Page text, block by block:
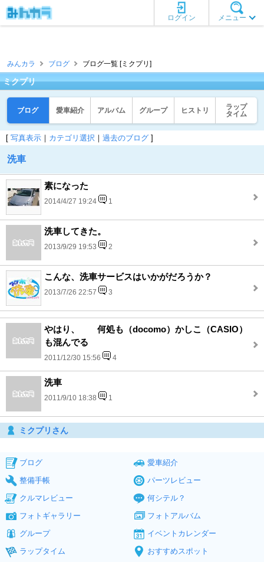
メニュー
ログイン
みんカラ ブログ ブログ一覧 [ミクプリ]
ミクプリ
ブログ 愛車紹介 アルバム グループ ヒストリ
ラップ
タイム
[ 写真表示 ｜ カテゴリ選択 ｜ 過去のブログ ]
洗車
素になった
2014/4/27 19:24 1
洗車してきた。
2013/9/29 19:53 2
こんな、洗車サービスはいかがだろうか？
2013/7/26 22:57 3
やはり、 何処も（docomo）かしこ（CASIO）
も混んでる
2011/12/30 15:56 4
洗車
2011/9/10 18:38 1
ミクプリさん
ブログ
愛車紹介
整備手帳
パーツレビュー
クルマレビュー
何シテル？
フォトギャラリー
フォトアルバム
グループ
イベントカレンダー
ラップタイム
おすすめスポット